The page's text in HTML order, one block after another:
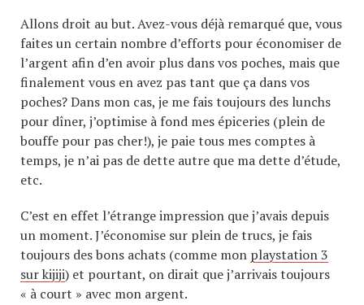
Allons droit au but. Avez-vous déjà remarqué que, vous
faites un certain nombre d’efforts pour économiser de
l’argent afin d’en avoir plus dans vos poches, mais que
finalement vous en avez pas tant que ça dans vos
poches? Dans mon cas, je me fais toujours des lunchs
pour dîner, j’optimise à fond mes épiceries (plein de
bouffe pour pas cher!), je paie tous mes comptes à
temps, je n’ai pas de dette autre que ma dette d’étude,
etc.
C’est en effet l’étrange impression que j’avais depuis
un moment. J’économise sur plein de trucs, je fais
toujours des bons achats (comme mon playstation 3
sur kijiji) et pourtant, on dirait que j’arrivais toujours
« à court » avec mon argent.